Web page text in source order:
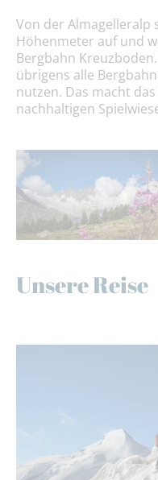
Von der Almagelleralp
Höhenmeter auf und
Bergbahn
übrigens alle
nutzen. Das macht das
nachhaltigen
Unsere Reise